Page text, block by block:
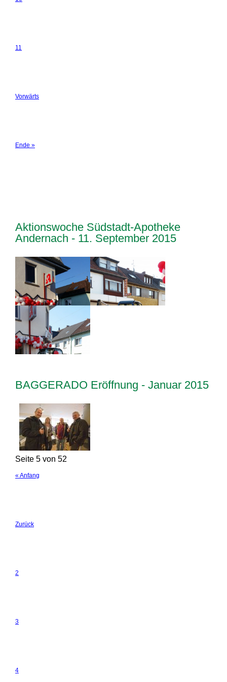
11
Vorwärts
Ende »
Aktionswoche Südstadt-Apotheke
Andernach - 11. September 2015
BAGGERADO Eröffnung - Januar 2015
Seite 5 von 52
« Anfang
Zurück
2
3
4